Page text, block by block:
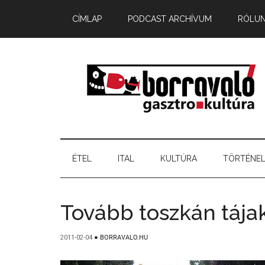
CÍMLAP PODCAST ARCHÍVUM
ÉTEL ITAL KULTÚRA
Tovább toszkán
2011-02-04 ● BORRAVALO.HU